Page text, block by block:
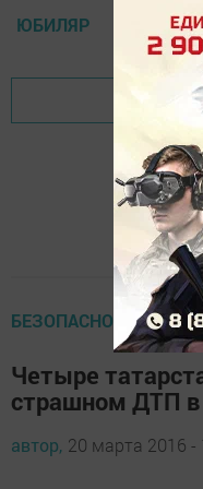
ЮБИЛЯР
БЕЗОПАСНОСТЬ
Четыре
страшном ДТП в
автор, 20 марта 2016 -